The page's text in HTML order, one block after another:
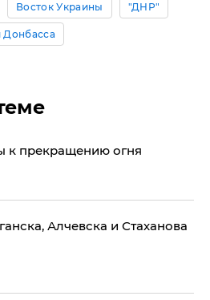
Восток Украины "ДНР"
Донбасса
к прекращению огня
Алчевска и Стаханова